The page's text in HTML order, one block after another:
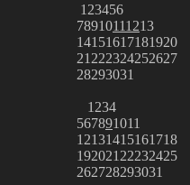
1 23456
78910111213
14151617181920
21 222324252627
28293031
1 234
567891011
12131415161718
192021 22232425
262728293031